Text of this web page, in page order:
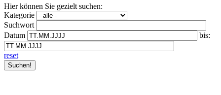
Hier können Sie gezielt suchen:
Kategorie
Suchwort
Datum
bis:
reset